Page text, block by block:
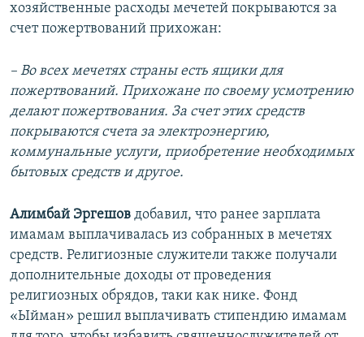
хозяйственные расходы мечетей покрываются за
счет пожертвований прихожан:
– Во всех мечетях страны есть ящики для
пожертвований. Прихожане по своему усмотрению
делают пожертвования. За счет этих средств
покрываются счета за электроэнергию,
коммунальные услуги, приобретение необходимых
бытовых средств и другое.
Алимбай Эргешов добавил, что ранее зарплата
имамам выплачивалась из собранных в мечетях
средств. Религиозные служители также получали
дополнительные доходы от проведения
религиозных обрядов, таки как нике. Фонд
«Ыйман» решил выплачивать стипендию имамам